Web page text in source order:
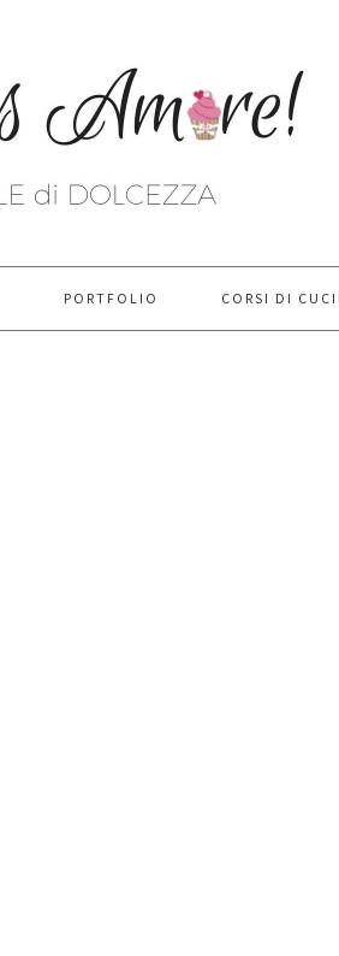
PORTFOLIO CORSI DI